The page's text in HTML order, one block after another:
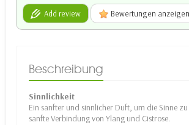
Add review Bewertungen anzeigen
Beschreibung
Sinnlichkeit
Ein sanfter und sinnlicher Duft, um die Sinne
sanfte Verbindung von Ylang und Cistrose.